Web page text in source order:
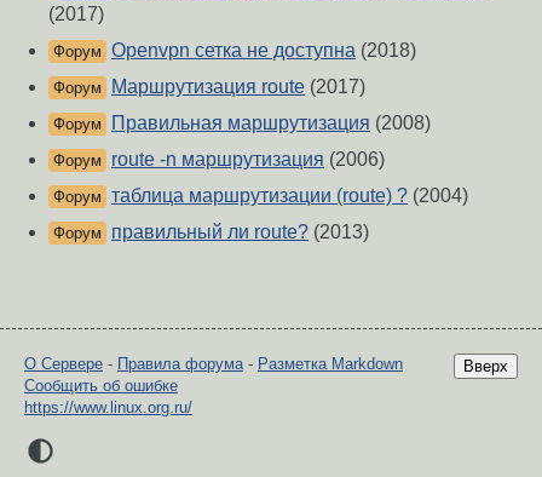
(2017)
Форум Openvpn сетка не доступна (2018)
Форум Маршрутизация route (2017)
Форум Правильная маршрутизация (2008)
Форум route -n маршрутизация (2006)
Форум таблица маршрутизации (route) ? (2004)
Форум правильный ли route? (2013)
Вверх
О Сервере - Правила форума- Разметка Markdown
Сообщить об ошибке
https://www.linux.org.ru/